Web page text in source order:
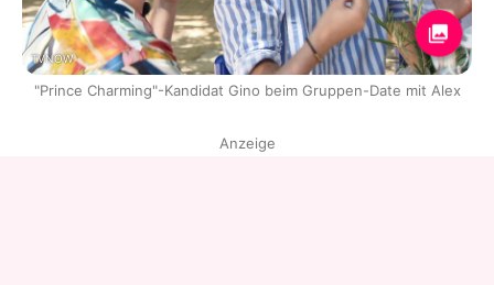
TVNOW
"Prince Charming"-Kandidat Gino beim Gruppen-Date mit Alex
Anzeige